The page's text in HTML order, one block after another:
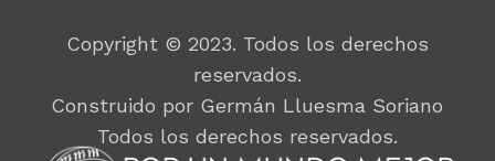
Copyright © 2023. Todos los derechos
reservados.
Construido por Germán Lluesma Soriano
Todos los derechos reservados.